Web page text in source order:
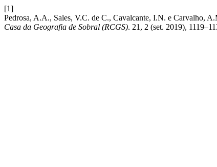
[1]
Pedrosa, A.A., Sales, V.C. de C., Cavalcante, I.N. e
Casa da Geografia de Sobral (RCGS). 21, 2 (set. 2019),